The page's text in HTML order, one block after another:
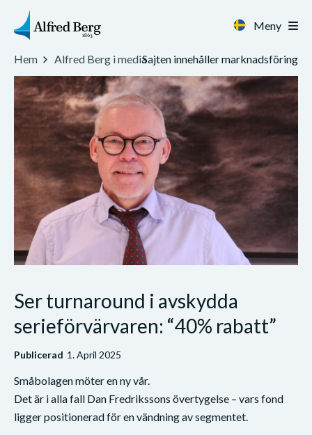
Meny
Sajten innehåller marknadsföring
Hem Alfred Berg i media
Ser turnaround i avskydda
serieförvärvaren: “40% rabatt”
Publicerad 1. April 2025
Småbolagen möter en ny vår.
Det är i alla fall Dan Fredrikssons övertygelse – vars fond
ligger positionerad för en vändning av segmentet.